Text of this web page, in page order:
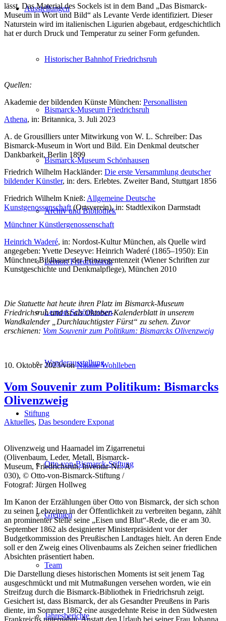
Ausstellungen
Historischer Bahnhof Friedrichsruh
Bismarck-Museum Friedrichsruh
Bismarck-Museum Schönhausen
Archiv und Bibliothek
Lernort Friedrichsruh
Lernort Schönhausen
Wanderausstellung
Stiftung
Otto-von-Bismarck-Stiftung
Gremien
Team
Jahresberichte
lässt. Das Material des Sockels ist in dem Band „Das Bismarck-
Museum in Wort und Bild“ als Levante Verde identifiziert. Dieser
Naturstein wird im italienischen Ligurien abgebaut, erdgeschichtlich
hat er durch Druck und Temperatur zu seiner Form gefunden.
Quellen:
Akademie der bildenden Künste München: Personallisten
Athena, in: Britannica, 3. Juli 2023
A. de Grousilliers unter Mitwirkung von W. L. Schreiber: Das
Bismarck-Museum in Wort und Bild. Ein Denkmal deutscher
Dankbarkeit, Berlin 1899
Friedrich Wilhelm Hackländer: Die erste Versammlung deutscher
bildender Künstler, in: ders. Erlebtes. Zweiter Band, Stuttgart 1856
Friedrich Wilhelm Knieß: Allgemeine Deutsche
Kunstgenossenschaft (Ortsverein), in: Stadtlexikon Darmstadt
Münchner Künstlergenossenschaft
Heinrich Waderé, in: Nordost-Kultur München, als Quelle wird
angegeben: Yvette Deseyve: Heinrich Waderé (1865–1950): Ein
Münchner Bildhauer der Prinzregentenzeit (Wiener Schriften zur
Kunstgeschichte und Denkmalpflege), München 2010
Die Statuette hat heute ihren Platz im Bismarck-Museum
Friedrichsruh und ist als Oktober-Kalenderblatt in unserem
Wandkalender „Durchlauchtigster Fürst“ zu sehen. Zuvor
erschienen: Vom Souvenir zum Politikum: Bismarcks Olivenzweig
10. Oktober 2023/vonNatalie Wohlleben
Vom Souvenir zum Politikum: Bismarcks
Olivenzweig
Aktuelles, Das besondere Exponat
Olivenzweig und Haarnadel im Zigarrenetui
(Olivenbaum, Leder, Metall, Bismarck-
Museum, Friedrichsruh, Inventar-Nr.: A
030), © Otto-von-Bismarck-Stiftung /
Fotograf: Jürgen Hollweg
Im Kanon der Erzählungen über Otto von Bismarck, der sich schon
zu seinen Lebzeiten in der Öffentlichkeit zu verbreiten begann, zählt
an prominenter Stelle seine „Eisen und Blut“-Rede, die er am 30.
September 1862 als designierter Ministerpräsident vor der
Budgetkommission des Preußischen Landtages hielt. An deren Ende
soll er den Zweig eines Olivenbaums als Zeichen seiner friedlichen
Absichten präsentiert haben.
Die Darstellung dieses historischen Moments ist seit jenem Tag
ausgeschmückt und mit Mutmaßungen versehen worden, wie ein
Streifzug durch die Bismarck-Bibliothek in Friedrichsruh zeigt.
Gesichert ist, dass Bismarck, der als Gesandter Preußens in Paris
diente, im Sommer 1862 eine ausgedehnte Reise in den Südwesten
Frankreichs unternahm. Anstatt den Urlaub bei seiner Frau Johanna